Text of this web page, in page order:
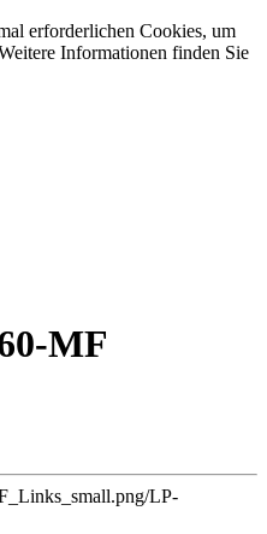
erforderlichen Cookies, um
Informationen finden Sie
MF